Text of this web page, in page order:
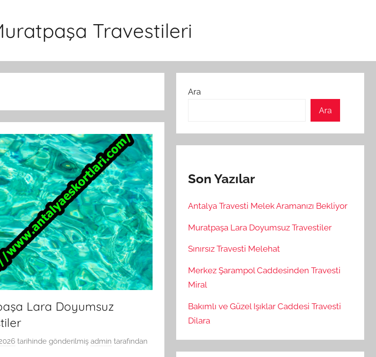
Travestileri
Lara Doyumsuz
tarihinde gönderilmiş admin tarafından
Ara
Ara
Son Yazılar
Antalya Travesti Melek Aramanızı Bekliyor
Muratpaşa Lara Doyumsuz Travestiler
Sınırsız Travesti Melehat
Merkez Şarampol Caddesinden Travesti
Miral
Bakımlı ve Güzel Işıklar Caddesi Travesti
Dilara